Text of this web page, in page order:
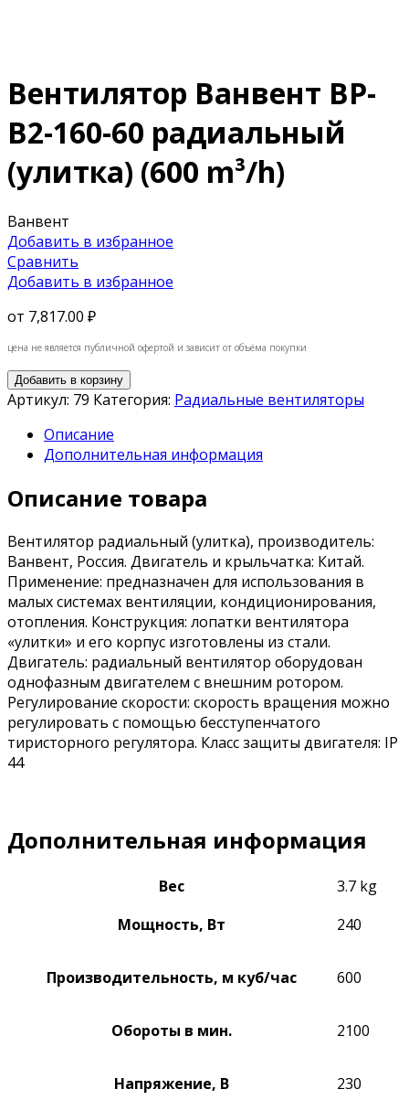
Вентилятор Ванвент ВР-
В2-160-60 радиальный
(улитка) (600 m³/h)
Ванвент
Добавить в избранное
Сравнить
Добавить в избранное
от 7,817.00 ₽
цена не является публичной офертой и зависит от объёма покупки
Добавить в корзину
Артикул: 79 Категория: Радиальные вентиляторы
Описание
Дополнительная информация
Описание товара
Вентилятор радиальный (улитка), производитель:
Ванвент, Россия. Двигатель и крыльчатка: Китай.
Применение: предназначен для использования в
малых системах вентиляции, кондиционирования,
отопления. Конструкция: лопатки вентилятора
«улитки» и его корпус изготовлены из стали.
Двигатель: радиальный вентилятор оборудован
однофазным двигателем с внешним ротором.
Регулирование скорости: скорость вращения можно
регулировать с помощью бесступенчатого
тиристорного регулятора. Класс защиты двигателя: IP
44
Дополнительная информация
Вес
3.7 kg
Мощность, Вт
240
Производительность, м куб/час 600
Обороты в мин. 2100
Напряжение, В 230